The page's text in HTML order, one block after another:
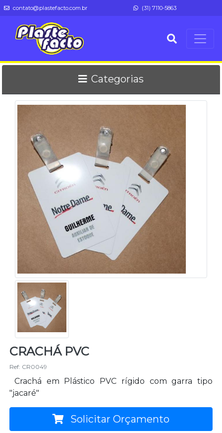
contato@plastefacto.com.br (31) 7110-5863
Categorias
CRACHÁ PVC
Ref: CR0049
Crachá em Plástico PVC rígido com garra tipo
"jacaré"
Solicitar Orçamento